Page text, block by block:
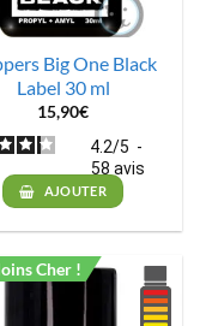
Big One Black
Label 30 ml
15,90€
4.2/5 -
58 avis
AJOUTER
Cher !